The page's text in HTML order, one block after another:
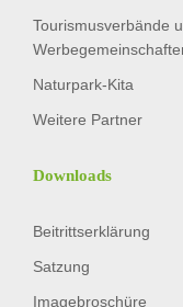
Tourismusverbände
Naturpark-Kita
Weitere Partner
Downloads
Beitrittserklärung
Satzung
Imagebroschüre